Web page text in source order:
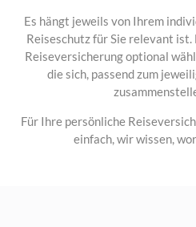
Es hängt jeweils von Ihrem
Reiseschutz für Sie relevant
Reiseversicherung optional
die sich, passend zum
Für Ihre persönliche
einfach, wir wissen,